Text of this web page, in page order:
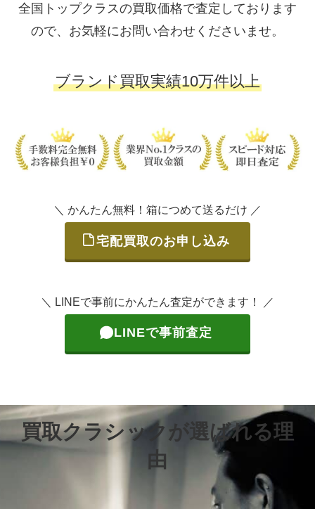
全国トップクラスの買取価格で査定しております
ので、お気軽にお問い合わせくださいませ。
ブランド買取実績10万件以上
＼ かんたん無料！箱につめて送るだけ ／
宅配買取のお申し込み
＼ LINEで事前にかんたん査定ができます！ ／
LINEで事前査定
買取クラシックが選ばれる理
由